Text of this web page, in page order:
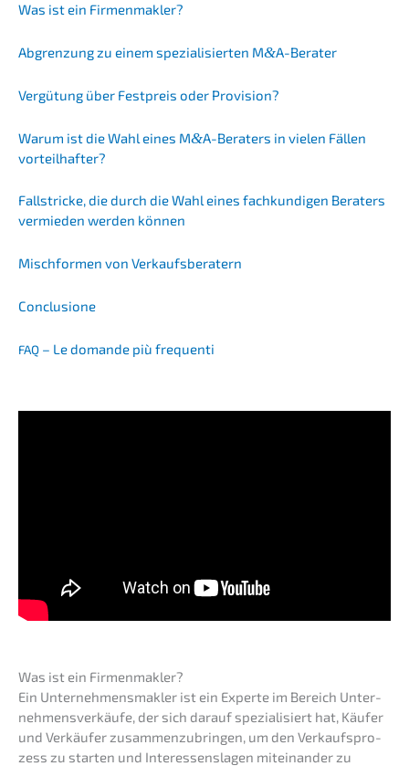
Was ist ein Firmenmakler?
Abgren­zung zu einem spezia­li­sier­ten M&A-Berater
Vergü­tung über Festpreis oder Provision?
Warum ist die Wahl eines M&A-Beraters in vielen Fällen
vorteilhafter?
Fallstri­cke, die durch die Wahl eines fachkun­di­gen Beraters
vermie­den werden können
Misch­for­men von Verkaufsberatern
Conclu­sio­ne
FAQ – Le doman­de più frequenti
Was ist ein Firmenmakler?
Ein Unter­neh­mens­mak­ler ist ein Exper­te im Bereich Unter­
neh­mens­ver­käu­fe, der sich darauf spezia­li­siert hat, Käufer
und Verkäu­fer zusam­men­zu­brin­gen, um den Verkaufs­pro­
zess zu starten und Inter­es­sens­la­gen mitein­an­der zu